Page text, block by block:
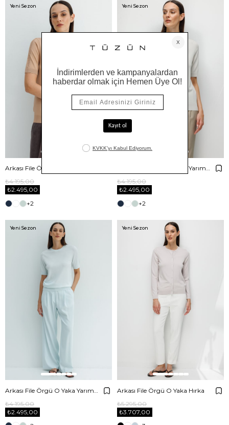
₺2.495,00
₺4.195,00
+2
Yeni Sezon
Arkası File Örgü O Yaka Yarım Kol Triko
₺2.495,00
₺4.195,00
+2
Yeni Sezon
₺2.495,00
₺4.195,00
Yeni Sezon
Arkası File Örgü O Yaka Hırka
₺3.707,00
₺5.295,00
Yeni Sezon